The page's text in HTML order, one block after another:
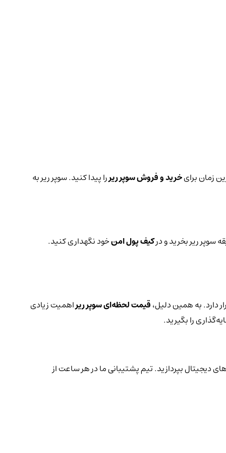
زمان برایخرید و فروش سوپر ریررا پیدا کنید. سوپر ریر به
سوپر ریر بخرید و درکیف پول امنخود نگهداری کنید.
دارد. به همین دلیل،قیمت لحظه‌ای سوپر ریراهمیت زیادی
را بگیرید.
دیجیتال بپردازید. تیم پشتیبانی ما در هر ساعت از